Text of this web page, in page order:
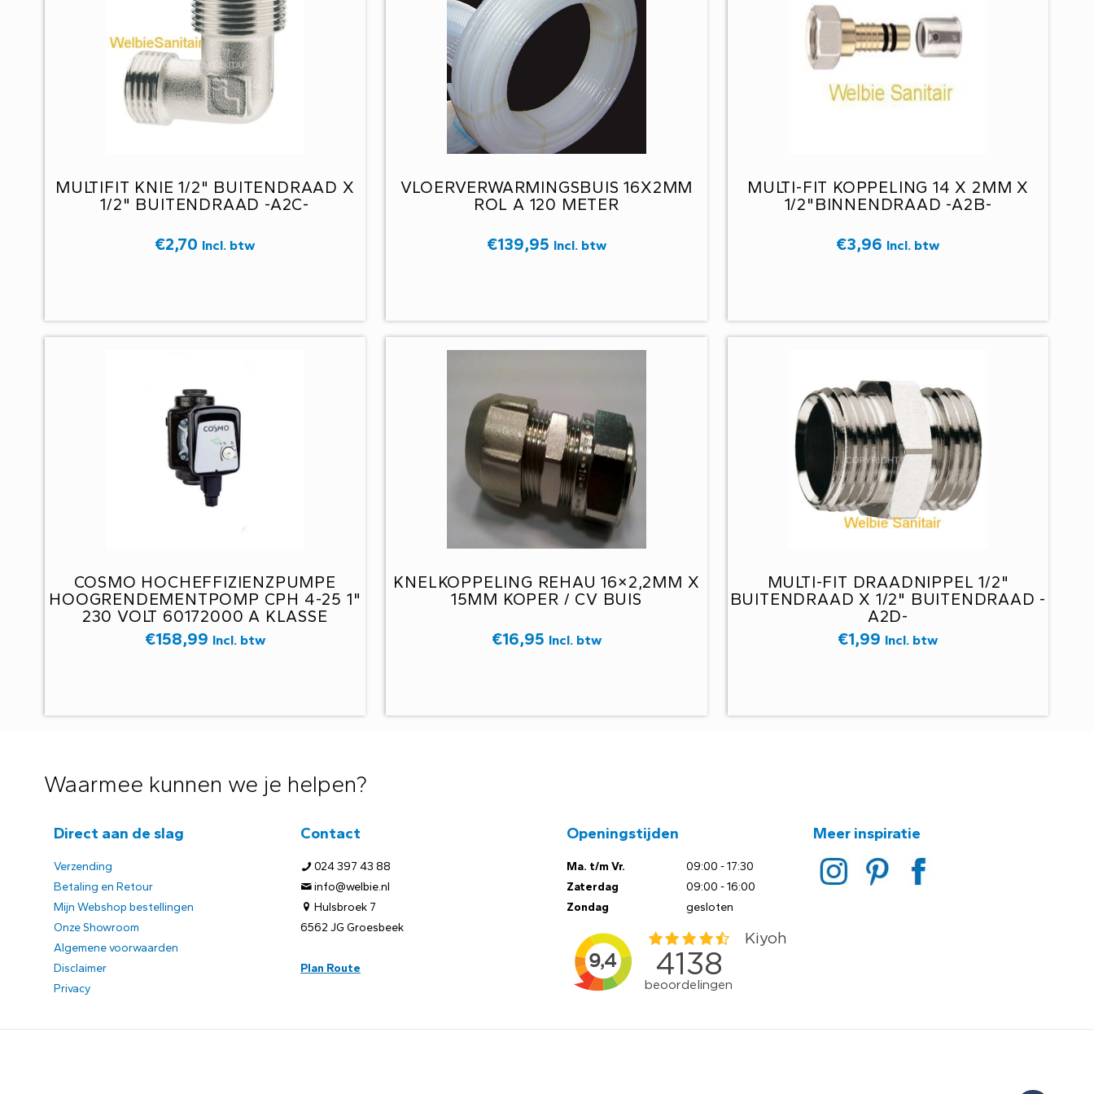
MULTIFIT KNIE 1/2" BUITENDRAAD X
1/2" BUITENDRAAD -A2C-
€2,70 Incl. btw
VLOERVERWARMINGSBUIS 16X2MM
ROL A 120 METER
€139,95 Incl. btw
MULTI-FIT KOPPELING 14 X 2MM X
1/2"BINNENDRAAD -A2B-
€3,96 Incl. btw
COSMO HOCHEFFIZIENZPUMPE
HOOGRENDEMENTPOMP CPH 4-25 1"
230 VOLT 60172000 A KLASSE
€158,99 Incl. btw
KNELKOPPELING REHAU 16×2,2MM X
15MM KOPER / CV BUIS
€16,95 Incl. btw
MULTI-FIT DRAADNIPPEL 1/2"
BUITENDRAAD X 1/2" BUITENDRAAD -
A2D-
€1,99 Incl. btw
Waarmee kunnen we je helpen?
Direct aan de slag
Verzending
Betaling en Retour
Mijn Webshop bestellingen
Onze Showroom
Algemene voorwaarden
Disclaimer
Privacy
Contact
024 397 43 88
info@welbie.nl
Hulsbroek 7
6562 JG Groesbeek
Plan Route
Openingstijden
Ma. t/m Vr.
Zaterdag
Zondag
09:00 - 17:30
09:00 - 16:00
gesloten
Meer inspiratie